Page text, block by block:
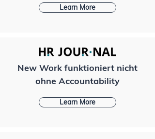
Learn More
New Work funktioniert nicht
ohne Accountability
Learn More